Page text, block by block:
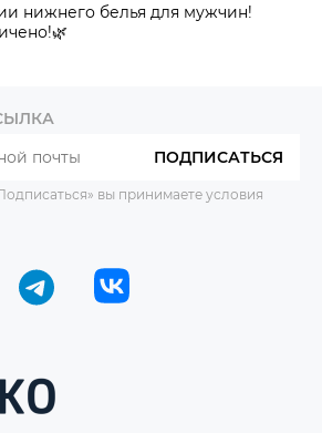
нижнего белья для мужчин!
ПОДПИСАТЬСЯ
вы принимаете условия